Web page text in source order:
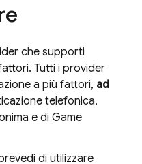
che supporti
Tutti i provider
a più fattori, ad
telefonica,
e di Game
di utilizzare